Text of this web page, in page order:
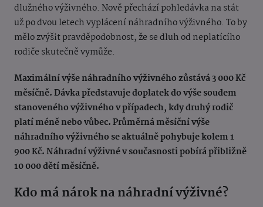
dlužného výživného. Nově přechází pohledávka na stát
už po dvou letech vyplácení náhradního výživného. To by
mělo zvýšit pravděpodobnost, že se dluh od neplatícího
rodiče skutečně vymůže.
Maximální výše náhradního výživného zůstává 3 000 Kč
měsíčně. Dávka představuje doplatek do výše soudem
stanoveného výživného v případech, kdy druhý rodič
platí méně nebo vůbec. Průměrná měsíční výše
náhradního výživného se aktuálně pohybuje kolem 1
900 Kč. Náhradní výživné v současnosti pobírá přibližně
10 000 dětí měsíčně.
Kdo má nárok na náhradní výživné?